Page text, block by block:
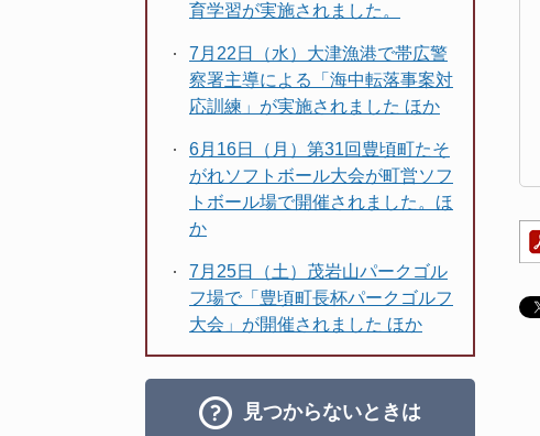
育学習が実施されました。
7月22日（水）大津漁港で帯広警
察署主導による「海中転落事案対
応訓練」が実施されました ほか
6月16日（月）第31回豊頃町たそ
がれソフトボール大会が町営ソフ
トボール場で開催されました。ほ
か
7月25日（土）茂岩山パークゴル
フ場で「豊頃町長杯パークゴルフ
大会」が開催されました ほか
見つからないときは